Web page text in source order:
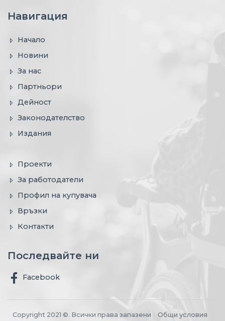
Навигация
Начало
Новини
За нас
Партньори
Дейност
Законодателство
Издания
Проекти
За работодатели
Профил на купувача
Връзки
Контакти
Последвайте ни
Facebook
Copyright 2021 ©. Всички права запазени
Общи условия